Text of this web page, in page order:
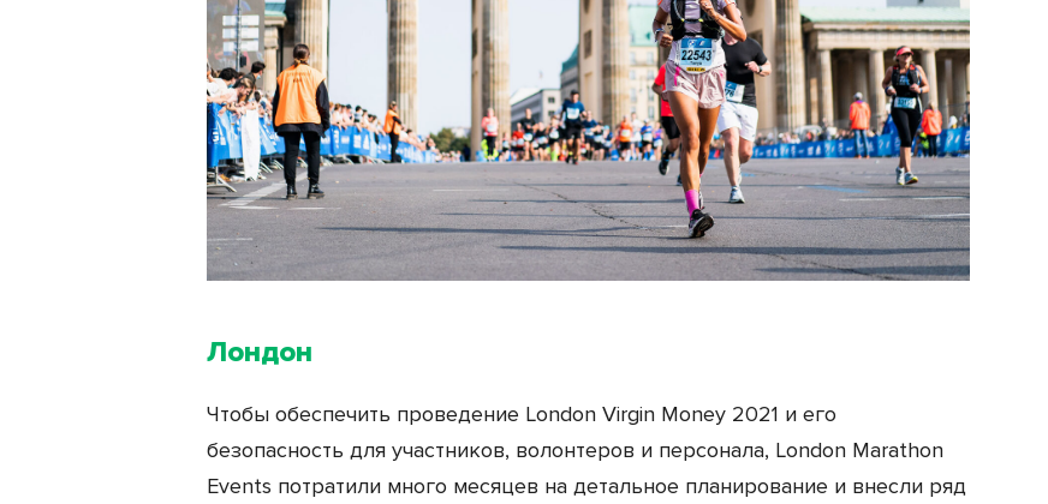
Лондон
Чтобы обеспечить проведение London Virgin Money 2021 и его
безопасность для участников, волонтеров и персонала, London Marathon
Events потратили много месяцев на детальное планирование и внесли ряд